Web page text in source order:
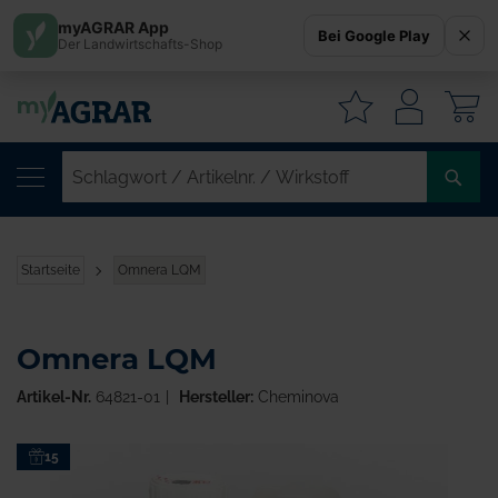
Startseite Omnera LQM
Zum15
Omnera LQM
Artikel-Nr. 64821-01 Hersteller:Cheminova
myAGRAR App
Der Landwirtschafts-Shop Bei Google Play